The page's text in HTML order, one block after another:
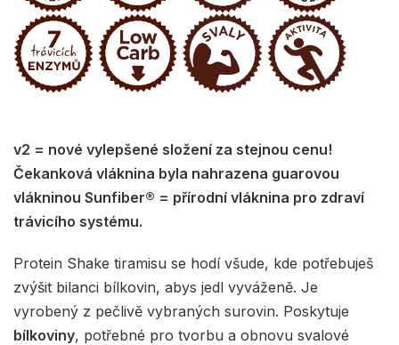
v2 = nové vylepšené složení za stejnou cenu!
Čekanková vláknina byla nahrazena guarovou
vlákninou Sunfiber® = přírodní vláknina pro zdraví
trávicího systému.
Protein Shake tiramisu se hodí všude, kde potřebuješ
zvýšit bilanci bílkovin, abys jedl vyváženě. Je
vyrobený z pečlivě vybraných surovin. Poskytuje
bílkoviny, potřebné pro tvorbu a obnovu svalové